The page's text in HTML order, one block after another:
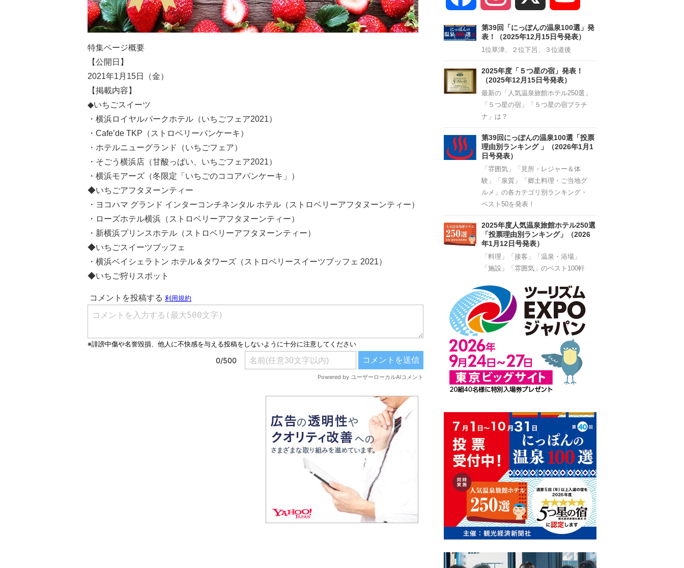
特集ページ概要
【公開日】
2021年1月15日（金）
【掲載内容】
◆いちごスイーツ
・横浜ロイヤルパークホテル（いちごフェア2021）
・Cafe’de TKP（ストロベリーパンケーキ）
・ホテルニューグランド（いちごフェア）
・そごう横浜店（甘酸っぱい、いちごフェア2021）
・横浜モアーズ（冬限定「いちごのココアパンケーキ」）
◆いちごアフタヌーンティー
・ヨコハマ グランド インターコンチネンタル ホテル（ストロベリーアフタヌーンティー）
・ローズホテル横浜（ストロベリーアフタヌーンティー）
・新横浜プリンスホテル（ストロベリーアフタヌーンティー）
◆いちごスイーツブッフェ
・横浜ベイシェラトン ホテル＆タワーズ（ストロベリースイーツブッフェ 2021）
◆いちご狩りスポット
Channel
第39回「にっぽんの温泉100選」発
表！（2025年12月15日号発表）
1位草津、２位下呂、３位道後
2025年度「５つ星の宿」発表！
（2025年12月15日号発表）
最新の「人気温泉旅館ホテル250選」
「５つ星の宿」「５つ星の宿プラチ
ナ」は？
第39回にっぽんの温泉100選「投票
理由別ランキング 」（2026年1月1
日号発表）
「雰囲気」「見所・レジャー＆体
験」「泉質」「郷土料理・ご当地グ
ルメ」の各カテゴリ別ランキング・
ベスト50を発表！
2025年度人気温泉旅館ホテル250選
「投票理由別ランキング」（2026
年1月12日号発表）
「料理」「接客」「温泉・浴場」
「施設」「雰囲気」のベスト100軒